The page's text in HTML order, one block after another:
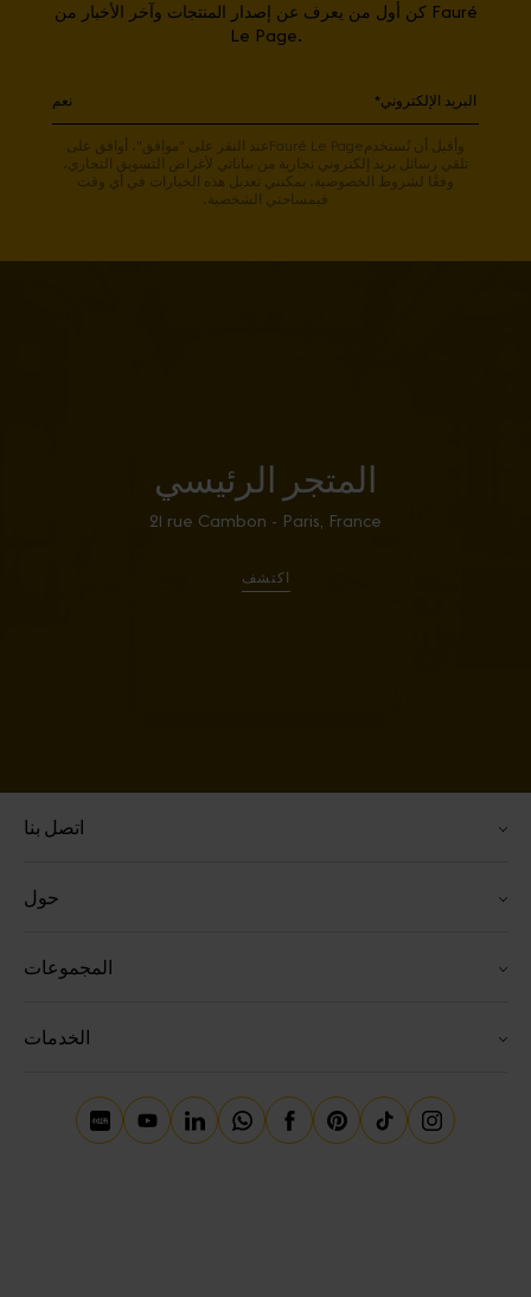
كن أول من يعرف عن إصدار المنتجات وآخر الأخبار من Fauré
Le Page.
نعم
وأقبل أن تُستخدمFauré Le Pageعند النقر على "موافق"، أوافق على
تلقي رسائل بريد إلكتروني تجارية من بياناتي لأغراض التسويق التجاري،
وفقًا لشروط الخصوصية. يمكنني تعديل هذه الخيارات في أي وقت
فيمساحتي الشخصية.
المتجر الرئيسي
21 rue Cambon - Paris, France
اكتشف
اتصل بنا
حول
المجموعات
الخدمات
Instagram
Tiktok
Pinterest
Facebook
Whatsapp
Linkedin
Youtube
Red Book